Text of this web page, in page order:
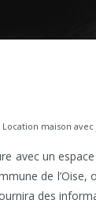
Location maison
avec un
de
des